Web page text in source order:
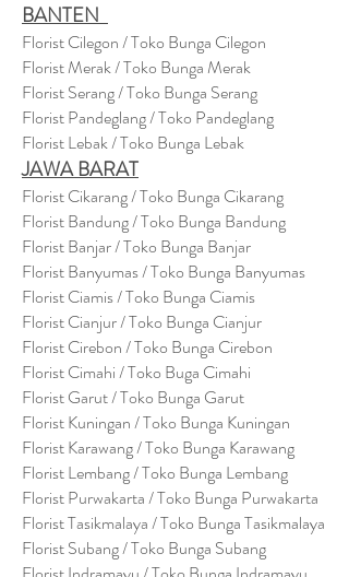
BANTEN
Florist Cilegon / Toko Bunga Cilegon
Florist Merak / Toko Bunga Merak
Florist Serang / Toko Bunga Serang
Florist Pandeglang / Toko Pandeglang
Florist Lebak / Toko Bunga Lebak
JAWA BARAT
Florist Cikarang/ Toko Bunga Cikarang
Florist Bandung / Toko Bunga Bandung
Florist Banjar / Toko Bunga Banjar
Florist Banyumas / Toko Bunga Banyumas
Florist Ciamis / Toko Bunga Ciamis
Florist Cianjur / Toko Bunga Cianjur
Florist Cirebon / Toko Bunga Cirebon
Florist Cimahi / Toko Buga Cimahi
Florist Garut / Toko Bunga Garut
Florist Kuningan / Toko Bunga Kuningan
Florist Karawang / Toko Bunga Karawang
Florist Lembang / Toko Bunga Lembang
Florist Purwakarta / Toko Bunga Purwakarta
Florist Tasikmalaya / Toko Bunga Tasikmalaya
Florist Subang / Toko Bunga Subang